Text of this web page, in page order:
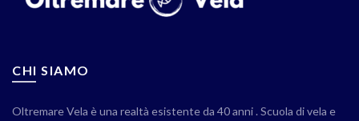
CHI SIAMO
Oltremare Vela è una realtà esistente da 40 anni . Scuola di vela e